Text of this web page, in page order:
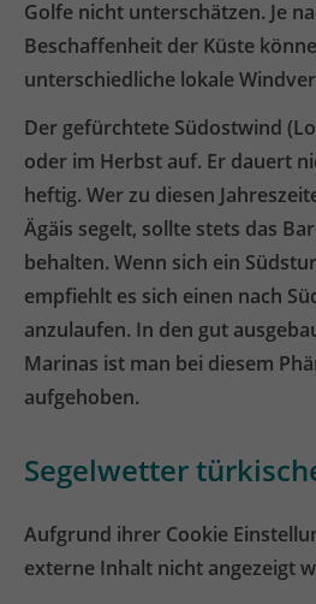
Golfe nicht unterschätzen. Je
Beschaffenheit der Küste
unterschiedliche lokale
Der gefürchtete Südostwind
oder im Herbst auf. Er dauert
heftig. Wer zu diesen
Ägäis segelt, sollte stets das
behalten. Wenn sich ein
empfiehlt es sich einen nach
anzulaufen. In den gut
Marinas ist man bei diesem
aufgehoben.
Segelwetter
Aufgrund ihrer Cookie
externe Inhalt nicht angezeigt